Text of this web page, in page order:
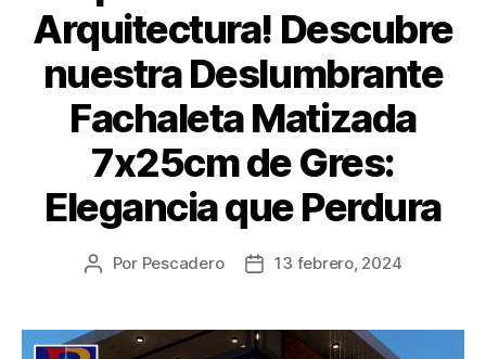
Arquitectura! Descubre
nuestra Deslumbrante
Fachaleta Matizada
7x25cm de Gres:
Elegancia que Perdura
Por Pescadero 13 febrero, 2024